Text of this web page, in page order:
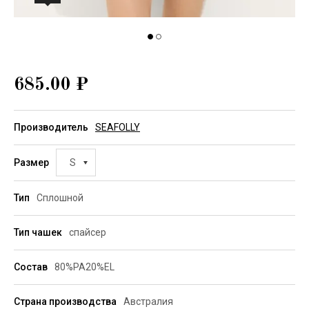
685.00 ₽
Производитель SEAFOLLY
Размер S
Тип Сплошной
Тип чашек спайсер
Состав 80%PA20%EL
Страна производства Австралия